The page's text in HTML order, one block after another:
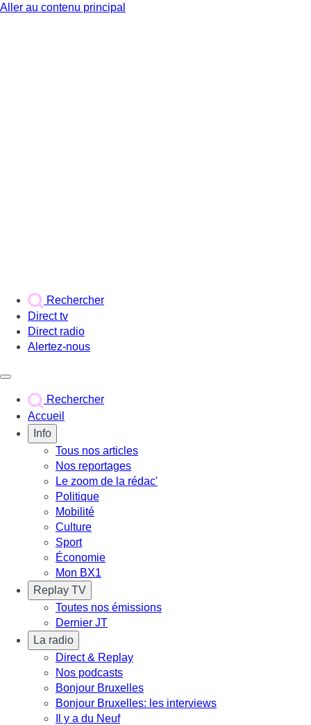
Aller au contenu principal
Rechercher
Direct tv
Direct radio
Alertez-nous
Rechercher
Accueil
Info
Tous nos articles
Nos reportages
Le zoom de la rédac'
Politique
Mobilité
Culture
Sport
Économie
Mon BX1
Replay TV
Toutes nos émissions
Dernier JT
La radio
Direct & Replay
Nos podcasts
Bonjour Bruxelles
Bonjour Bruxelles: les interviews
Il y a du Neuf